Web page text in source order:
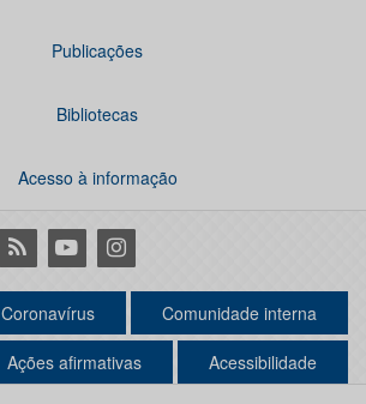
Publicações
Bibliotecas
Acesso à informação
RSS YoutubeInstagram
Coronavírus Comunidade interna
Ações afirmativas Acessibilidade